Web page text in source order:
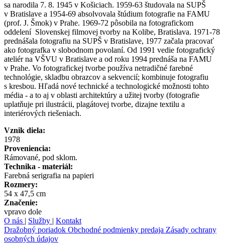
sa narodila 7. 8. 1945 v Košiciach. 1959-63 študovala na SUPŠ
v Bratislave a 1954-69 absolvovala štúdium fotografie na FAMU
(prof. J. Šmok) v Prahe. 1969-72 pôsobila na fotografickom
oddelení Slovenskej filmovej tvorby na Kolibe, Bratislava. 1971-78
prednášala fotografiu na SUPŠ v Bratislave, 1977 začala pracovať
ako fotografka v slobodnom povolaní. Od 1991 vedie fotografický
ateliér na VŠVU v Bratislave a od roku 1994 prednáša na FAMU
v Prahe. Vo fotografickej tvorbe používa netradičné farebné
technológie, skladbu obrazcov a sekvencií; kombinuje fotografiu
s kresbou. Hľadá nové technické a technologické možnosti tohto
média - a to aj v oblasti architektúry a užitej tvorby (fotografie
uplatňuje pri ilustrácii, plagátovej tvorbe, dizajne textilu a
interiérových riešeniach.
Vznik diela:
1978
Proveniencia:
Rámované, pod sklom.
Technika - materiál:
Farebná serigrafia na papieri
Rozmery:
54 x 47,5 cm
Značenie:
vpravo dole
O nás | Služby | Kontakt
Dražobný poriadok Obchodné podmienky predaja Zásady ochrany
osobných údajov